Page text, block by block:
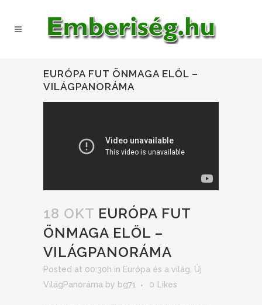
EURÓPA FUT ÖNMAGA ELŐL –
VILÁGPANORÁMA
18 OKT EURÓPA FUT
ÖNMAGA ELŐL –
VILÁGPANORÁMA
Posted at 00:30h in Európa és a világ Új
VilágPanoráma by bg71 0 Likes